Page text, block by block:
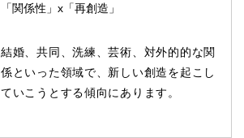
「関係性」x「再創造」
結婚、共同、洗練、芸術、対外的的な関
係といった領域で、新しい創造を起こし
ていこうとする傾向にあります。